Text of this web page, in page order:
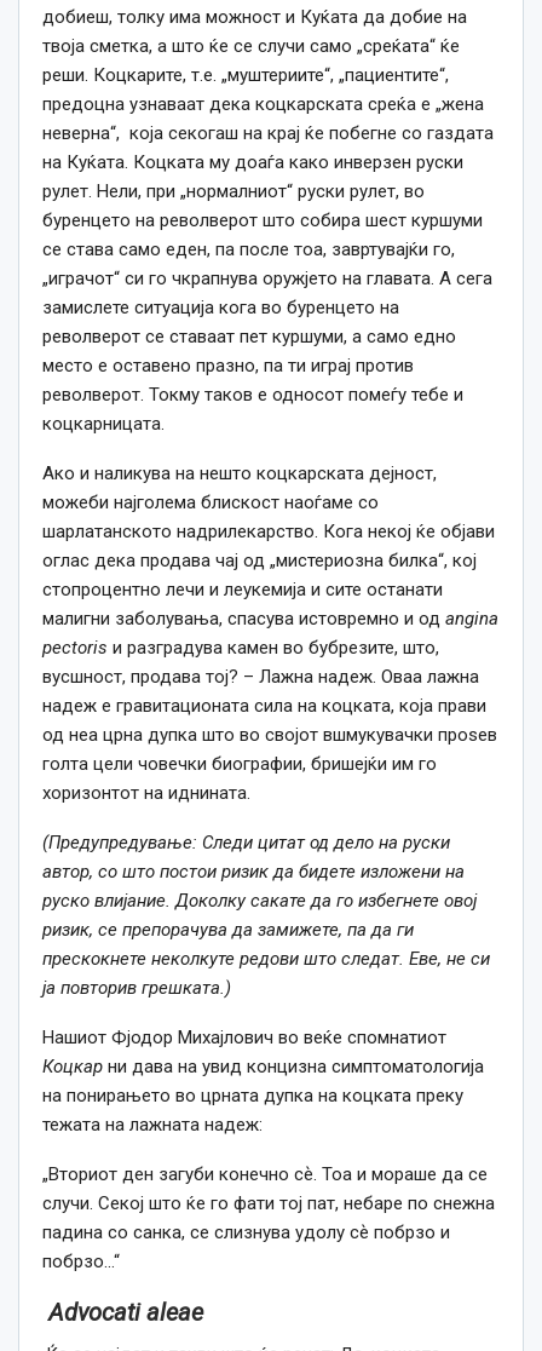
добиеш, толку има можност и Куќата да добие на
твоја сметка, а што ќе се случи само „среќата“ ќе
реши. Коцкарите, т.е. „муштериите“, „пациентите“,
предоцна узнаваат дека коцкарската среќа е „жена
неверна“, која секогаш на крај ќе побегне со газдата
на Куќата. Коцката му доаѓа како инверзен руски
рулет. Нели, при „нормалниот“ руски рулет, во
буренцето на револверот што собира шест куршуми
се става само еден, па после тоа, завртувајќи го,
„играчот“ си го чкрапнува оружјето на главата. А сега
замислете ситуација кога во буренцето на
револверот се ставаат пет куршуми, а само едно
место е оставено празно, па ти играј против
револверот. Токму таков е односот помеѓу тебе и
коцкарницата.
Ако и наликува на нешто коцкарската дејност,
можеби најголема блискост наоѓаме со
шарлатанското надрилекарство. Кога некој ќе објави
оглас дека продава чај од „мистериозна билка“, кој
стопроцентно лечи и леукемија и сите останати
малигни заболувања, спасува истовремно и од angina
pectoris и разградува камен во бубрезите, што,
вусшност, продава тој? – Лажна надеж. Оваа лажна
надеж е гравитационата сила на коцката, која прави
од неа црна дупка што во својот вшмукувачки проѕев
голта цели човечки биографии, бришејќи им го
хоризонтот на иднината.
(Предупредување: Следи цитат од дело на руски
автор, со што постои ризик да бидете изложени на
руско влијание. Доколку сакате да го избегнете овој
ризик, се препорачува да замижете, па да ги
прескокнете неколкуте редови што следат. Еве, не си
ја повторив грешката.)
Нашиот Фјодор Михајлович во веќе спомнатиот
Коцкар ни дава на увид концизна симптоматологија
на понирањето во црната дупка на коцката преку
тежата на лажната надеж:
„Вториот ден загуби конечно сѐ. Тоа и мораше да се
случи. Секој што ќе го фати тој пат, небаре по снежна
падина со санка, се слизнува удолу сѐ побрзо и
побрзо…“
Advocati aleae